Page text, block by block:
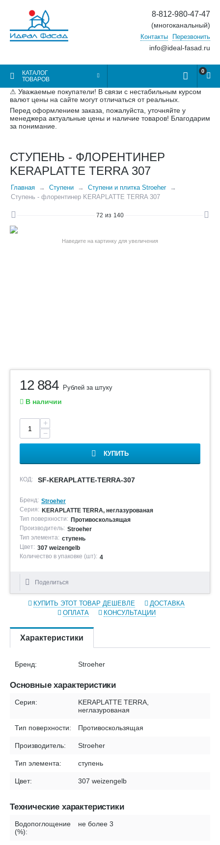
8-812-980-47-47
(многоканальный)
Контакты Перезвонить
info@ideal-fasad.ru
КАТАЛОГ
ТОВАРОВ
0
⚠ Уважаемые покупатели! В связи с нестабильным курсом
валют цены на сайте могут отличаться от реальных.
Перед оформлением заказа, пожалуйста, уточняйте у
менеджера актуальные цены и наличие товаров! Благодарим
за понимание.
СТУПЕНЬ - ФЛОРЕНТИНЕР
KERAPLATTE TERRA 307
Главная Ступени
Ступени и плитка Stroeher
Ступень - флорентинер KERAPLATTE TERRA 307
72 из 140
Наведите на картинку для увеличения
12 884 Рублей за штуку
В наличии
+
−
КУПИТЬ
КОД: SF-KERAPLATTE-TERRA-307
Бренд: Stroeher
Серия: KERAPLATTE TERRA, неглазурованая
Тип поверхности: Противоскользящая
Производитель: Stroeher
Тип элемента: ступень
Цвет: 307 weizengelb
Количество в упаковке (шт): 4
Поделиться
КУПИТЬ ЭТОТ ТОВАР ДЕШЕВЛЕ
ДОСТАВКА
ОПЛАТА
КОНСУЛЬТАЦИИ
Характеристики
Бренд: Stroeher
Основные характеристики
Серия:
KERAPLATTE TERRA,
неглазурованая
Тип поверхности: Противоскользящая
Производитель: Stroeher
Тип элемента: ступень
Цвет: 307 weizengelb
Технические характеристики
Водопоглощение
(%):
не более 3